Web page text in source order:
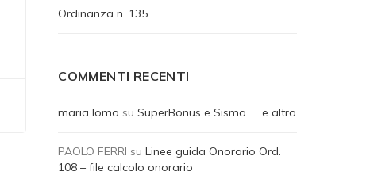
Ordinanza n. 135
COMMENTI RECENTI
maria lomo suSuperBonus e Sisma …. e altro
PAOLO FERRI suLinee guida Onorario Ord.
108 – file calcolo onorario